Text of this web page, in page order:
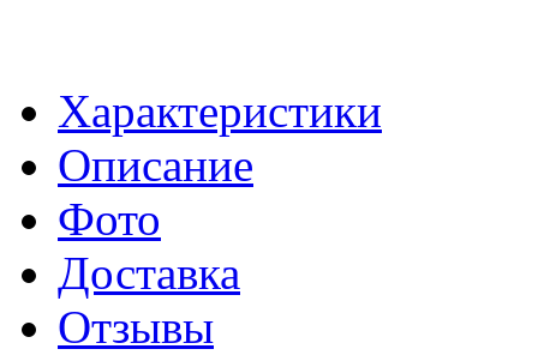
Характеристики
Описание
Фото
Доставка
Отзывы